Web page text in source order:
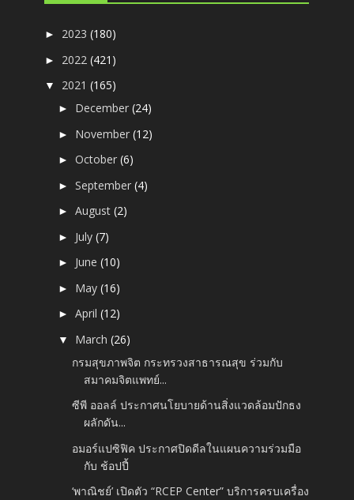
► 2023(180)
► 2022(421)
▼ 2021(165)
► December(24)
► November(12)
►October(6)
►September(4)
►August(2)
► July(7)
► June(10)
► May(16)
►April(12)
▼ March(26)
กรมสุขภาพจิต กระทรวงสาธารณสุข ร่วมกับ
สมาคมจิตแพทย์...
ซีพี ออลล์ ประกาศนโยบายด้านสิ่งแวดล้อมปักธง
ผลักดัน...
อมอร์แปซิฟิค ประกาศปิดดีลในแผนความร่วมมือ
กับ ช้อปปี้
‘พาณิชย์’ เปิดตัว “RCEP Center” บริการครบเครื่อง